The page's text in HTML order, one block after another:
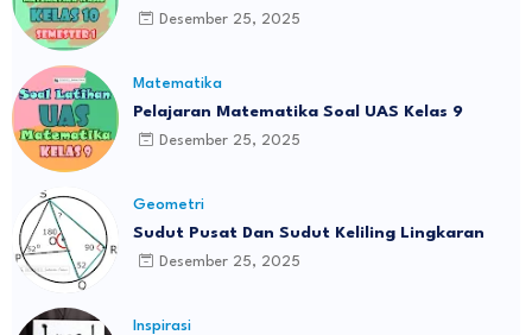
Desember 25, 2025
Matematika
Pelajaran Matematika Soal UAS Kelas 9
Desember 25, 2025
Geometri
Sudut Pusat Dan Sudut Keliling Lingkaran
Desember 25, 2025
Inspirasi